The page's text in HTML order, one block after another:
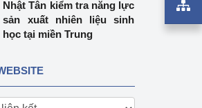
Nhật Tân kiểm tra năng lực
sản xuất nhiên liệu sinh
học tại miền Trung